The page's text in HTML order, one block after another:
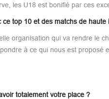
les U18 est bonifié par ces
top 10 et des matchs de haute
organisation qui va rendre le
à ce qui nous est proposé
totalement votre place ?